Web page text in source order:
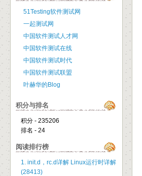
51Testing软件测试网
一起测试网
中国软件测试人才网
中国软件测试在线
中国软件测试时代
中国软件测试联盟
叶赫华的Blog
积分与排名
积分 - 235206
排名 - 24
阅读排行榜
1. init.d，rc.d详解 Linux运行时详解
(28413)